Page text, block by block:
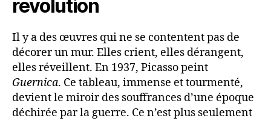
révolution
Il y a des œuvres qui ne se contentent pas de
décorer un mur. Elles crient, elles dérangent,
elles réveillent. En 1937, Picasso peint
Guernica. Ce tableau, immense et tourmenté,
devient le miroir des souffrances d’une époque
déchirée par la guerre. Ce n’est plus seulement